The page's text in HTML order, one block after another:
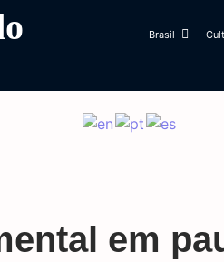
Brasil
em